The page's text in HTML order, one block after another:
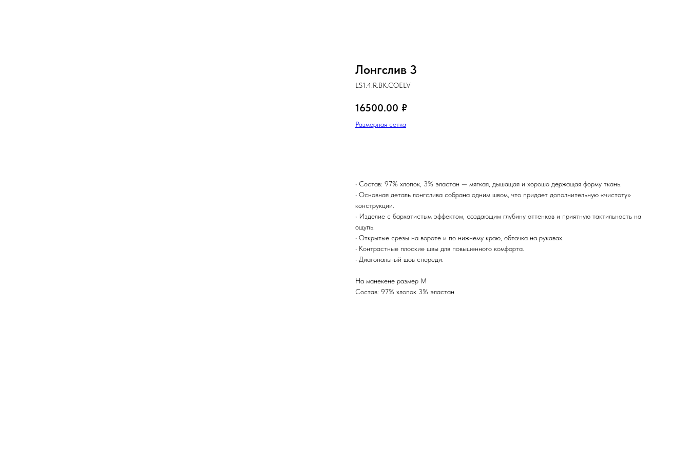
Лонгслив 3
LS1.4.R.BK.COELV
16500.00 ₽
Размерная сетка
•⁠ Состав: 97% хлопок, 3% эластан — мягкая, дышащая и хорошо держащая форму ткань.
•⁠ Основная деталь лонгслива собрана одним швом, что придает дополнительную «чистоту»
конструкции.
• Изделие с бархатистым эффектом, создающим глубину оттенков и приятную тактильность на
ощупь.
• Открытые срезы на вороте и по нижнему краю, обтачка на рукавах.
• Контрастные плоские швы для повышенного комфорта.
• Диагональный шов спереди.
На манекене размер М
Состав: 97% хлопок 3% эластан